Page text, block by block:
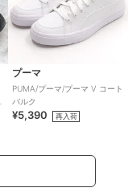
プーマ
PUMA/プーマ/プーマ V コート
バルク
¥5,390 再入荷